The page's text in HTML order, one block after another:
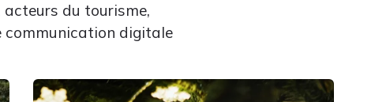
du tourisme,
communication digitale